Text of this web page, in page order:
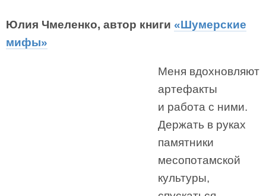
Юлия Чмеленко, автор книги «Шумерские
мифы»
Меня вдохновляют
артефакты
и работа с ними.
Держать в руках
памятники
месопотамской
культуры,